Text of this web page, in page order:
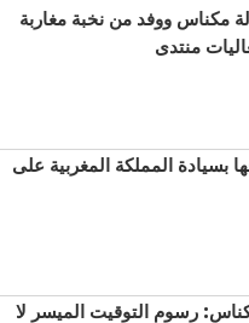
مكناس ووفد من نخبة مغاربة
منتدى
بسيادة المملكة المغربية على
رسوم التوقيت الميسر لا